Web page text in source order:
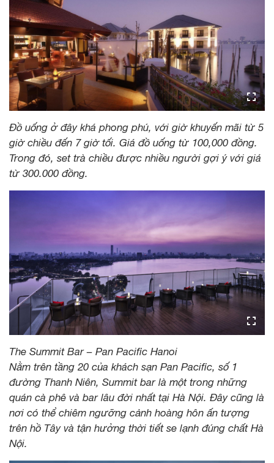
Đồ uống ở đây khá phong phú, với giờ khuyến mãi từ 5
giờ chiều đến 7 giờ tối. Giá đồ uống từ 100,000 đồng.
Trong đó, set trà chiều được nhiều người gợi ý với giá
từ 300.000 đồng.
The Summit Bar – Pan Pacific Hanoi
Nằm trên tầng 20 của khách sạn Pan Pacific, số 1
đường Thanh Niên, Summit bar là một trong những
quán cà phê và bar lâu đời nhất tại Hà Nội. Đây cũng là
nơi có thể chiêm ngưỡng cảnh hoàng hôn ấn tượng
trên hồ Tây và tận hưởng thời tiết se lạnh đúng chất Hà
Nội.